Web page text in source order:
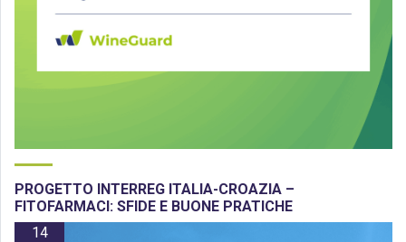
PROGETTO INTERREG ITALIA-CROAZIA –
FITOFARMACI: SFIDE E BUONE PRATICHE
14